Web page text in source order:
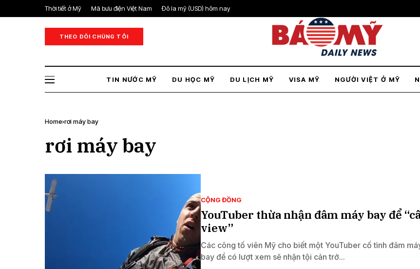
Thời tiết ở Mỹ Mã bưu điện Việt Nam Đô la mỹ (USD) hôm nay
THEO DÕI CHÚNG TÔI
TIN NƯỚC MỸ DU HỌC MỸ DU LỊCH MỸ VISA MỸ NGƯỜI VIỆT Ở MỸ
Home rơi máy bay
rơi máy bay
CỘNG ĐỒNG
YouTuber thừa nhận đâm máy bay để
view”
Các công tố viên Mỹ cho biết một YouTuber cố tình đâm
bay để có lượt xem sẽ nhận tội cản trở...